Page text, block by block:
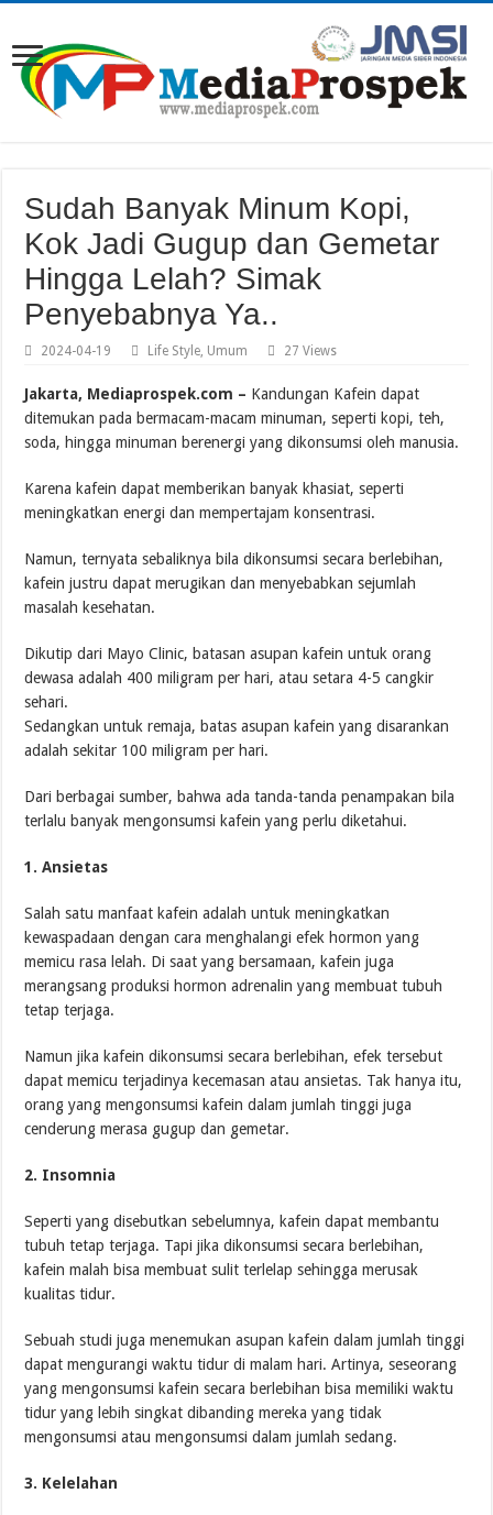
Sudah Banyak Minum Kopi,
Kok Jadi Gugup dan Gemetar
Hingga Lelah? Simak
Penyebabnya Ya..
2024-04-19 Life Style, Umum 27 Views
Jakarta, Mediaprospek.com – Kandungan Kafein dapat
ditemukan pada bermacam-macam minuman, seperti kopi, teh,
soda, hingga minuman berenergi yang dikonsumsi oleh manusia.
Karena kafein dapat memberikan banyak khasiat, seperti
meningkatkan energi dan mempertajam konsentrasi.
Namun, ternyata sebaliknya bila dikonsumsi secara berlebihan,
kafein justru dapat merugikan dan menyebabkan sejumlah
masalah kesehatan.
Dikutip dari Mayo Clinic, batasan asupan kafein untuk orang
dewasa adalah 400 miligram per hari, atau setara 4-5 cangkir
sehari.
Sedangkan untuk remaja, batas asupan kafein yang disarankan
adalah sekitar 100 miligram per hari.
Dari berbagai sumber, bahwa ada tanda-tanda penampakan bila
terlalu banyak mengonsumsi kafein yang perlu diketahui.
1. Ansietas
Salah satu manfaat kafein adalah untuk meningkatkan
kewaspadaan dengan cara menghalangi efek hormon yang
memicu rasa lelah. Di saat yang bersamaan, kafein juga
merangsang produksi hormon adrenalin yang membuat tubuh
tetap terjaga.
Namun jika kafein dikonsumsi secara berlebihan, efek tersebut
dapat memicu terjadinya kecemasan atau ansietas. Tak hanya itu,
orang yang mengonsumsi kafein dalam jumlah tinggi juga
cenderung merasa gugup dan gemetar.
2. Insomnia
Seperti yang disebutkan sebelumnya, kafein dapat membantu
tubuh tetap terjaga. Tapi jika dikonsumsi secara berlebihan,
kafein malah bisa membuat sulit terlelap sehingga merusak
kualitas tidur.
Sebuah studi juga menemukan asupan kafein dalam jumlah tinggi
dapat mengurangi waktu tidur di malam hari. Artinya, seseorang
yang mengonsumsi kafein secara berlebihan bisa memiliki waktu
tidur yang lebih singkat dibanding mereka yang tidak
mengonsumsi atau mengonsumsi dalam jumlah sedang.
3. Kelelahan